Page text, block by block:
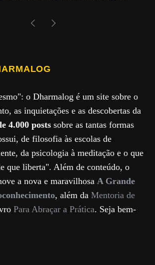
o Dharmalog é um site sobre o
as inquietações e as descobertas da
4.000 postssobre as tantas formas
de filosofia às escolas de
da psicologia à meditação e o que
que liberta". Além de conteúdo, o
a nova e maravilhosa A Grande
, além da Mentoria de
Para Abraçar a Prática. Seja bem-